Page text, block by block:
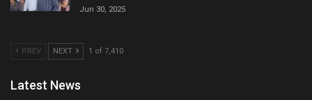
Jun 30, 2025
PREV NEXT 1 of 7,410
Latest News